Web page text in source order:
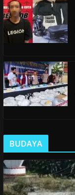
BUDAYA